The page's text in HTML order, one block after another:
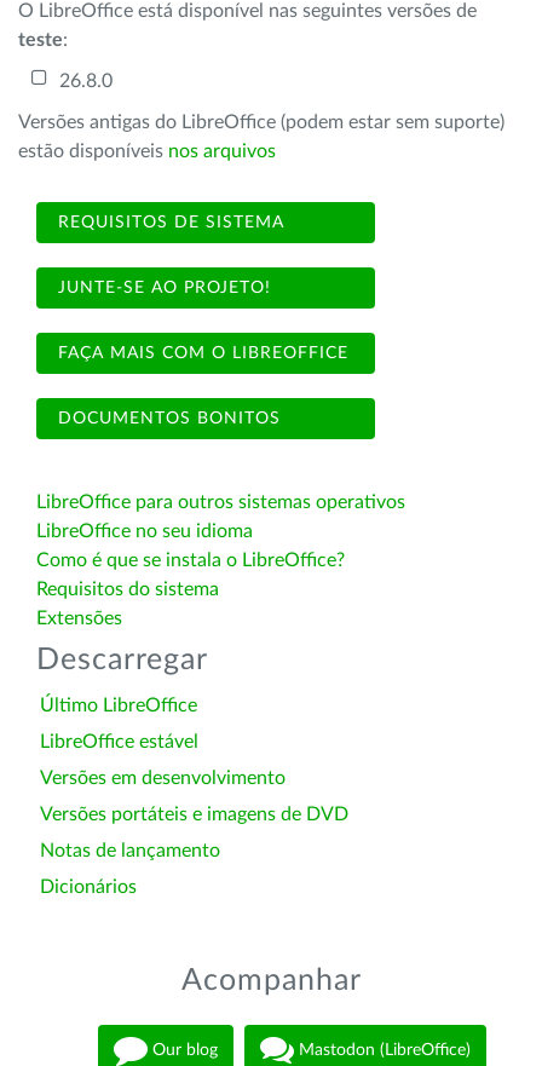
O LibreOffice está disponível nas seguintes versões de
teste:
26.8.0
Versões antigas do LibreOffice (podem estar sem suporte)
estão disponíveis nos arquivos
REQUISITOS DE SISTEMA
JUNTE-SE AO PROJETO!
FAÇA MAIS COM O LIBREOFFICE
DOCUMENTOS BONITOS
LibreOffice para outros sistemas operativos
LibreOffice no seu idioma
Como é que se instala o LibreOffice?
Requisitos do sistema
Extensões
Descarregar
Último LibreOffice
LibreOffice estável
Versões em desenvolvimento
Versões portáteis e imagens de DVD
Notas de lançamento
Dicionários
Acompanhar
Our blog Mastodon (LibreOffice)